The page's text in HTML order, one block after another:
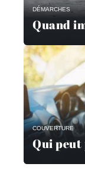
DÉMARCHES
Quand
COUVERTURE
Qui